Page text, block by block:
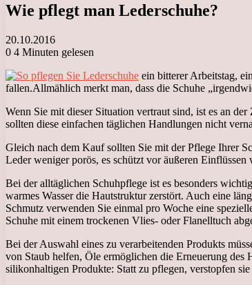
Wie pflegt man Lederschuhe?
20.10.2016
0 4 Minuten gelesen
ein bitterer Arbeitstag,
fallen.Allmählich merkt man, dass die Schuhe
Wenn Sie mit dieser Situation vertraut sind, ist es an
sollten diese einfachen täglichen Handlungen nicht
Gleich nach dem Kauf sollten Sie mit der Pflege Ihrer
Leder weniger porös, es schützt vor äußeren Einflüssen
Bei der alltäglichen Schuhpflege ist es besonders
warmes Wasser die Hautstruktur zerstört. Auch eine
Schmutz verwenden Sie einmal pro Woche eine
Schuhe mit einem trockenen Vlies- oder Flanelltuch
Bei der Auswahl eines zu verarbeitenden Produkts
von Staub helfen, Öle ermöglichen die Erneuerung des
silikonhaltigen Produkte: Statt zu pflegen, verstopfen